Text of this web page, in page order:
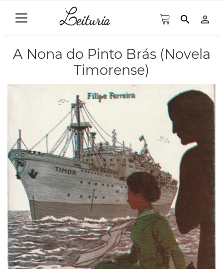
search person_outline
A Nona do Pinto Brás (Novela
Timorense)